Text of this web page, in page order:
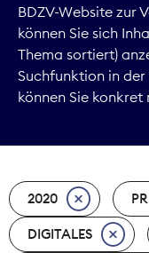
BDZV-Website zur
können Sie sich
Thema sortiert)
Suchfunktion in
können Sie
2020
DIGITALES